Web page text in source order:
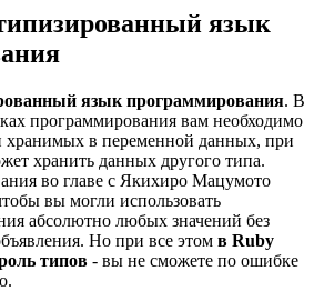
язык
язык программирования. В
программирования вам необходимо
хранимых в переменной данных, при
хранить данных другого типа.
во главе с Якихиро Мацумото
вы могли использовать
абсолютно любых значений без
Но при все этом в Ruby
типов - вы не сможете по ошибке